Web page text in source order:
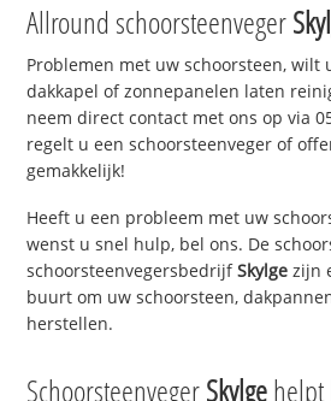
Allround schoorsteenveger
Problemen met uw schoorsteen, wilt
dakkapel of zonnepanelen laten
neem direct contact met ons op via
regelt u een schoorsteenveger of
gemakkelijk!
Heeft u een probleem met uw
wenst u snel hulp, bel ons. De
schoorsteenvegersbedrijfSkylge zijn
buurt om uw schoorsteen,
herstellen.
SchoorsteenvegerSkylge